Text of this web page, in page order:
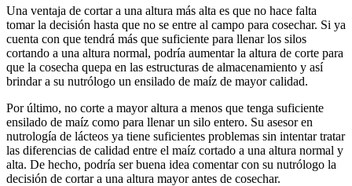
Una ventaja de cortar a una altura más alta es que no hace falta
tomar la decisión hasta que no se entre al campo para cosechar. Si ya
cuenta con que tendrá más que suficiente para llenar los silos
cortando a una altura normal, podría aumentar la altura de corte para
que la cosecha quepa en las estructuras de almacenamiento y así
brindar a su nutrólogo un ensilado de maíz de mayor calidad.
Por último, no corte a mayor altura a menos que tenga suficiente
ensilado de maíz como para llenar un silo entero. Su asesor en
nutrología de lácteos ya tiene suficientes problemas sin intentar tratar
las diferencias de calidad entre el maíz cortado a una altura normal y
alta. De hecho, podría ser buena idea comentar con su nutrólogo la
decisión de cortar a una altura mayor antes de cosechar.